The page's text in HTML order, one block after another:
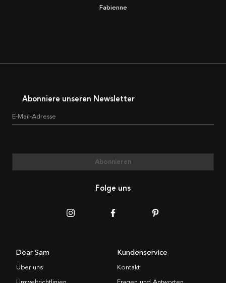
Fabienne
Abonniere unseren Newsletter
E-Mail-Adresse
Abonnieren
Folge uns
Dear Sam
Über uns
Kundenservice
Kontakt